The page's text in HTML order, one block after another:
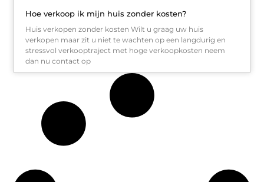
Hoe verkoop ik mijn huis zonder kosten?
Huis verkopen zonder kosten Wilt u graag uw huis
verkopen maar zit u niet te wachten op een langdurig en
stressvol verkooptraject met hoge verkoopkosten neem
dan nu contact op